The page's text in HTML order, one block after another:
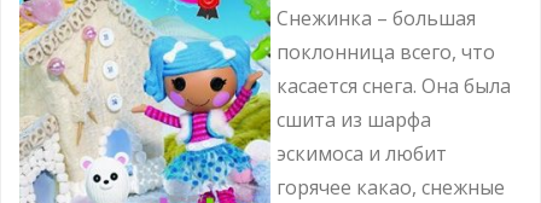
Снежинка – большая
поклонница всего, что
касается снега. Она была
сшита из шарфа
эскимоса и любит
горячее какао, снежные